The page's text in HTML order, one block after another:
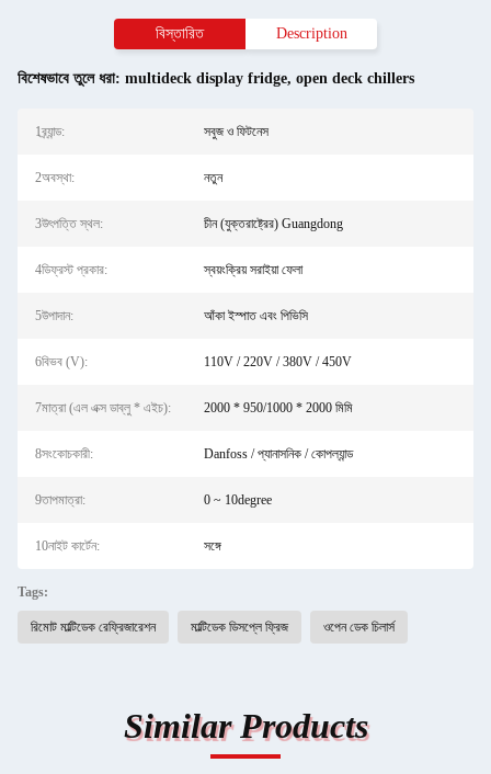
বিস্তারিত Description
বিশেষভাবে তুলে ধরা: multideck display fridge, open deck chillers
1ব্র্যান্ড: সবুজ ও ফিটনেস
2অবস্থা: নতুন
3উৎপত্তি স্থল: চীন (যুক্তরাষ্ট্রের) Guangdong
4ডিফ্রস্ট প্রকার: স্বয়ংক্রিয় সরাইয়া ফেলা
5উপাদান: আঁকা ইস্পাত এবং পিভিসি
6বিভব (V): 110V / 220V / 380V / 450V
7মাত্রা (এল এক্স ডাব্লু * এইচ): 2000 * 950/1000 * 2000 মিমি
8সংকোচকারী: Danfoss / প্যানাসনিক / কোপল্যান্ড
9তাপমাত্রা: 0 ~ 10degree
10নাইট কার্টেন: সঙ্গে
Tags:
রিমোট মাল্টিডেক রেফ্রিজারেশন মাল্টিডেক ডিসপ্লে ফ্রিজ ওপেন ডেক চিলার্স
Similar Products